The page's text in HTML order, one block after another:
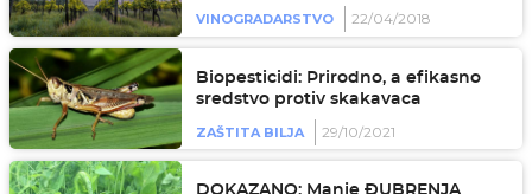
VINOGRADARSTVO 22/04/2018
Biopesticidi: Prirodno, a efikasno
sredstvo protiv skakavaca
ZAŠTITA BILJA 29/10/2021
DOKAZANO: Manje ĐUBRENJA